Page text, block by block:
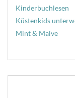
Kinderbuchlesen
Küstenkids
Mint & Malve